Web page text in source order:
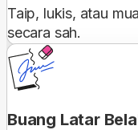
Taip, lukis, atau
secara sah.
Buang Latar